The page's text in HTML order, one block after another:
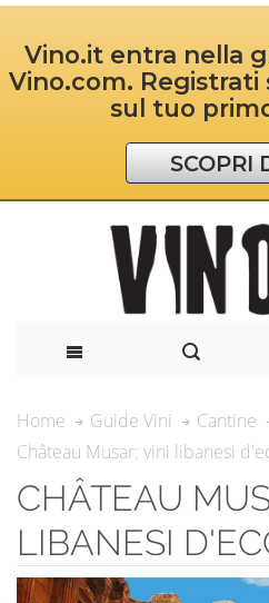
Vino.it entra nella
Vino.com. Registrati
sul tuo
SCOPRI
Home Guide Vini
Cantine
Château Musar: vini libanesi
CHÂTEAU
LIBANESI